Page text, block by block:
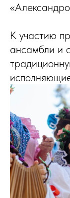
К участию
ансамбли и